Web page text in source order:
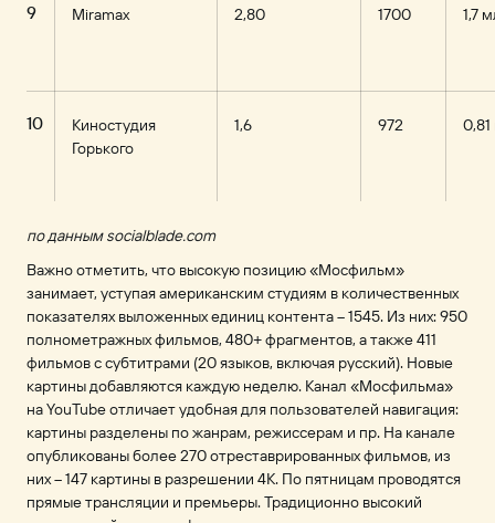
9 Miramax 2,80 1700 1,7
10
Киностудия
Горького
1,6 972
по данным socialblade.com
Важно отметить, что высокую позицию «Мосфильм»
занимает, уступая американским студиям в количественных
показателях выложенных единиц контента – 1545. Из них: 950
полнометражных фильмов, 480+ фрагментов, а также 411
фильмов с субтитрами (20 языков, включая русский). Новые
картины добавляются каждую неделю. Канал «Мосфильма»
на YouTube отличает удобная для пользователей навигация:
картины разделены по жанрам, режиссерам и пр. На канале
опубликованы более 270 отреставрированных фильмов, из
них – 147 картины в разрешении 4K. По пятницам проводятся
прямые трансляции и премьеры. Традиционно высокий